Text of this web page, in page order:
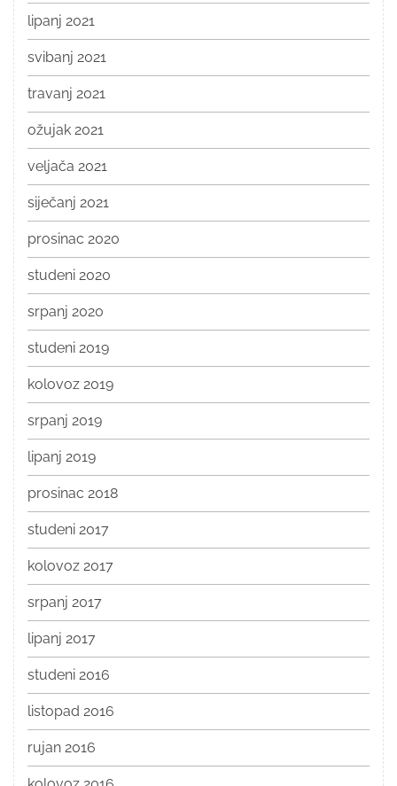
lipanj 2021
svibanj 2021
travanj 2021
ožujak 2021
veljača 2021
siječanj 2021
prosinac 2020
studeni 2020
srpanj 2020
studeni 2019
kolovoz 2019
srpanj 2019
lipanj 2019
prosinac 2018
studeni 2017
kolovoz 2017
srpanj 2017
lipanj 2017
studeni 2016
listopad 2016
rujan 2016